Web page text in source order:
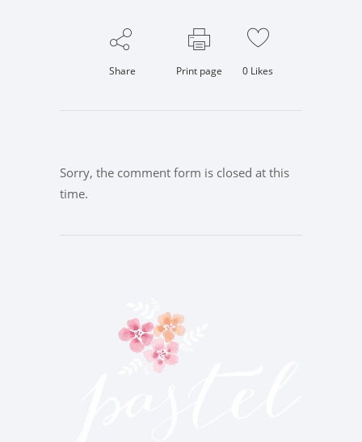
Share Print page 0 Likes
Sorry, the comment form is closed at this
time.